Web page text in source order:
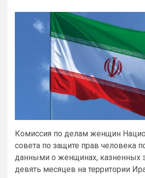
Комиссия по делам женщин
совета по защите прав человека
данными о женщинах, казненных
девять месяцев на территории